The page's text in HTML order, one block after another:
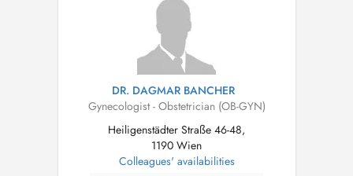
DR. DAGMAR BANCHER
Gynecologist - Obstetrician (OB-GYN)
Heiligenstädter Straße 46-48,
1190 Wien
Colleagues' availabilities